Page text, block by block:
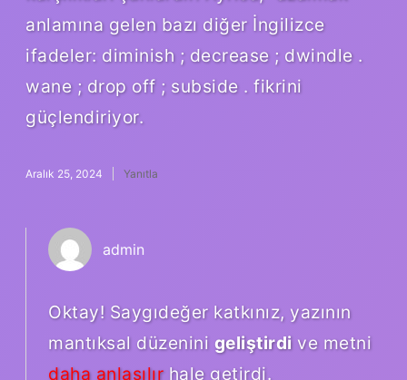
anlamına gelen bazı diğer İngilizce
ifadeler: diminish ; decrease ; dwindle .
wane ; drop off ; subside . fikrini
güçlendiriyor.
Aralık 25, 2024 Yanıtla
admin
Oktay! Saygıdeğer katkınız, yazının
mantıksal düzenini geliştirdive metni
daha anlaşılır hale getirdi.